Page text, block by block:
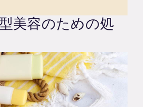
美容のための処